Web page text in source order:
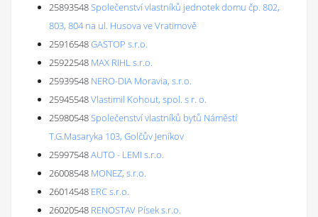
25893548Společenství vlastníků jednotek domu čp. 802,
803, 804 na ul. Husova ve Vratimově
25916548GASTOP s.r.o.
25922548 MAX RIHL s.r.o.
25939548 NERO-DIA Moravia, s.r.o.
25945548Vlastimil Kohout, spol. s r. o.
25980548Společenství vlastníků bytů Náměstí
T.G.Masaryka 103, Golčův Jeníkov
25997548AUTO - LEMI s.r.o.
26008548 MONEZ, s.r.o.
26014548 ERC s.r.o.
26020548 RENOSTAV Písek s.r.o.